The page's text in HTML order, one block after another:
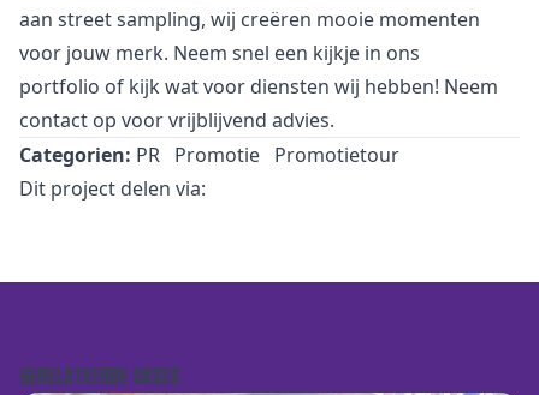
aan street sampling, wij creëren mooie momenten
voor jouw merk. Neem snel een kijkje in ons
portfolio of kijk wat voor diensten wij hebben! Neem
contact op voor vrijblijvend advies.
Categorien: PR Promotie Promotietour
Dit project delen via:
GERELATEERDE CASES